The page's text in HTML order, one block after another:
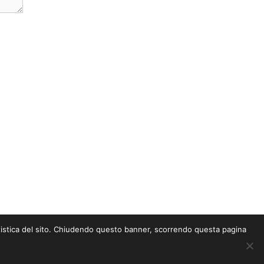
del sito. Chiudendo questo banner, scorrendo questa pagina